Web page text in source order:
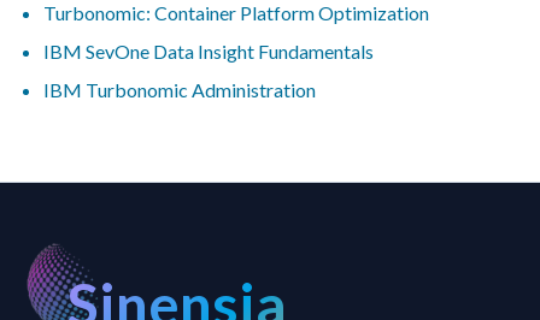
Turbonomic: Container Platform Optimization
IBM SevOne Data Insight Fundamentals
IBM Turbonomic Administration
Sinensia